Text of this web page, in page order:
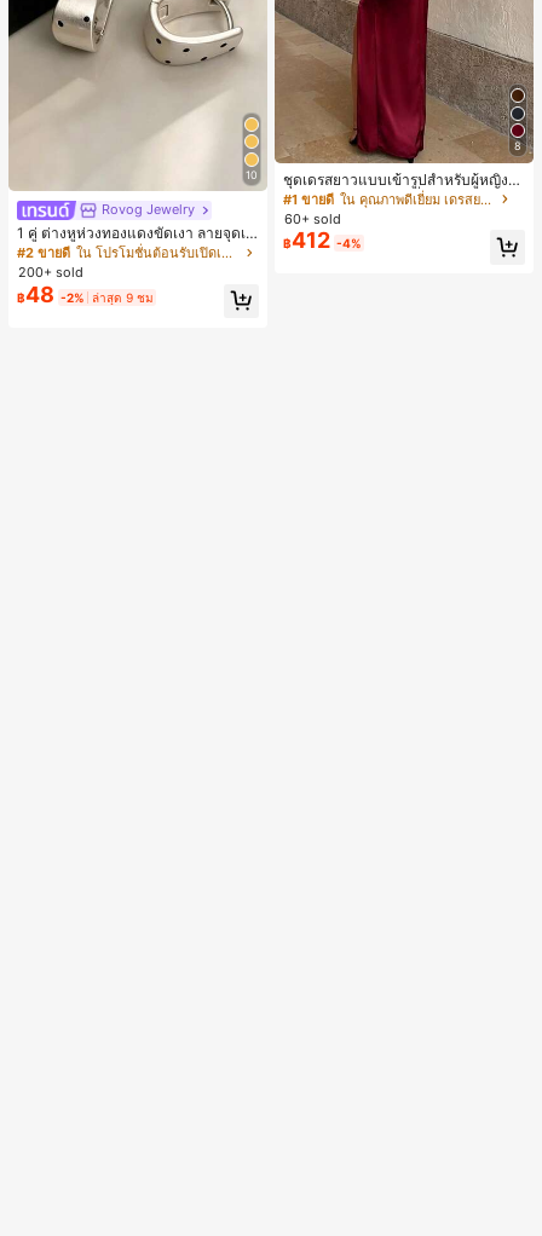
ล่าวคำอำลา, เรียนจบ, งานเลี้ยงจบการ
ศึกษา
10
Rovog Jewelry
1 คู่ ต่างหูห่วงทองแดงขัดเงา ลายจุดเร
ขาคณิตสไตล์มินิมอล เหมาะสำหรับสว
มใส่ประจำวันแบบสบายๆ สำหรับผู้หญิง
#2 ขายดี
ใน โปรโมชั่นต้อนรับเปิดเทอม ต่างหูผู้หญิง
200+ sold
฿48 -2% ล่าสุด 9 ชม
8
ชุดเดรสยาวแบบเข้ารูปสำหรับผู้หญิงสี
แดงไวน์หรูหรา สายเดี่ยว ผ้าถักลูกไม้ มี
รอยผ่าด้านข้าง สำหรับปีใหม่และงานอี
เวนต์ ชุดเดรสฤดูร้อนที่สง่างาม
#1 ขายดี
ใน คุณภาพดีเยี่ยม เดรสยาว
60+ sold
฿412 -4%